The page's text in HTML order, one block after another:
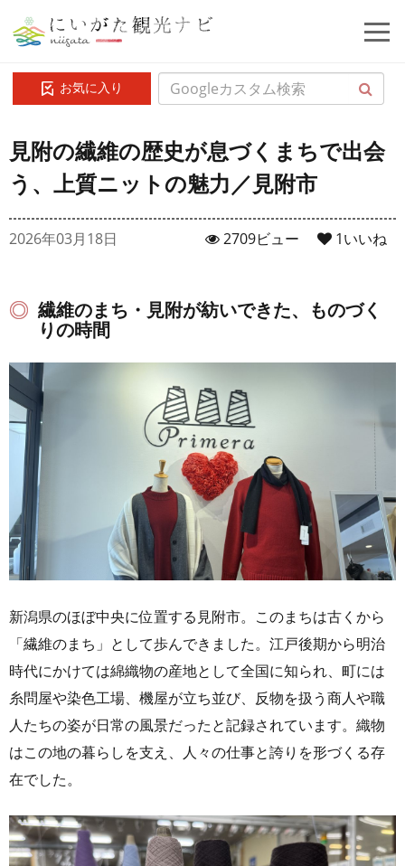
お気に入り
見附の繊維の歴史が息づくまちで出会
う、上質ニットの魅力／見附市
2026年03月18日 1いいね
2709ビュー
繊維のまち・見附が紡いできた、ものづく
りの時間
新潟県のほぼ中央に位置する見附市。このまちは古くから
「繊維のまち」として歩んできました。江戸後期から明治
時代にかけては綿織物の産地として全国に知られ、町には
糸問屋や染色工場、機屋が立ち並び、反物を扱う商人や職
人たちの姿が日常の風景だったと記録されています。織物
はこの地の暮らしを支え、人々の仕事と誇りを形づくる存
在でした。